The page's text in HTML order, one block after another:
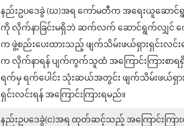
နည်းဥပဒေခွဲ (ဃ)အရ ကော်မတီက အရေးယူဆော
ကို လိုက်နာခြင်းမရှိဘဲ ဆက်လက် ဆောင်ရွက်လျှင်
က ဖွဲ့စည်းပေးထားသည့် ဖျက်သိမ်းဖယ်ရှားရှင်းလင်း
က လိုက်နာရန် ပျက်ကွက်သူထံ အကြောင်းကြားစာ
ရက်မှ ရက်ပေါင်း သုံးဆယ်အတွင်း ဖျက်သိမ်းဖယ်ရှာ
ရှင်းလင်းရန် အကြောင်းကြားရမည်။
နည်းဥပဒေခွဲ(င)အရ ထုတ်ဆင့်သည့် အကြောင်းကြာ